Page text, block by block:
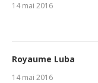
14 mai 2016
Royaume Luba
14 mai 2016